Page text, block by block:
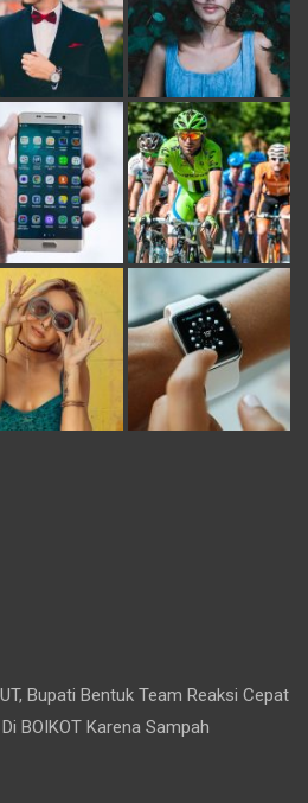
Bupati Bentuk Team Reaksi Cepat
BOIKOT Karena Sampah